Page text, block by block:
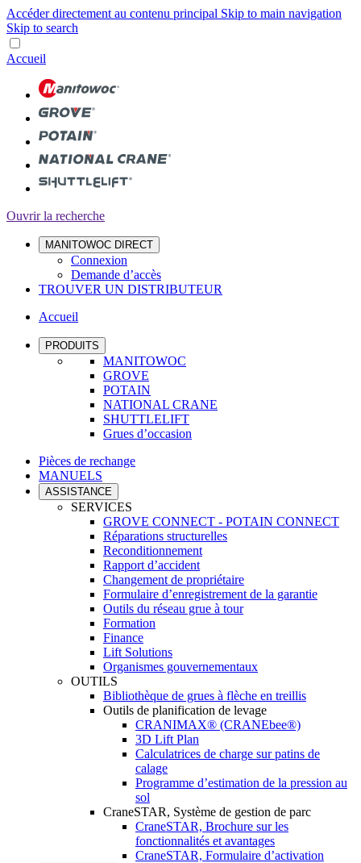
Accéder directement au contenu principal Skip to main navigation
Skip to search
Accueil
Ouvrir la recherche
MANITOWOC DIRECT
Connexion
Demande d’accès
TROUVER UN DISTRIBUTEUR
Accueil
PRODUITS
MANITOWOC
GROVE
POTAIN
NATIONAL CRANE
SHUTTLELIFT
Grues d’occasion
Pièces de rechange
MANUELS
ASSISTANCE
SERVICES
GROVE CONNECT - POTAIN CONNECT
Réparations structurelles
Reconditionnement
Rapport d’accident
Changement de propriétaire
Formulaire d’enregistrement de la garantie
Outils du réseau grue à tour
Formation
Finance
Lift Solutions
Organismes gouvernementaux
OUTILS
Bibliothèque de grues à flèche en treillis
Outils de planification de levage
CRANIMAX® (CRANEbee®)
3D Lift Plan
Calculatrices de charge sur patins de
calage
Programme d’estimation de la pression au
sol
CraneSTAR, Système de gestion de parc
CraneSTAR, Brochure sur les
fonctionnalités et avantages
CraneSTAR, Formulaire d’activation